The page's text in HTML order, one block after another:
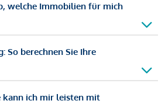
welche Immobilien für mich
So berechnen Sie Ihre
ich mir leisten mit